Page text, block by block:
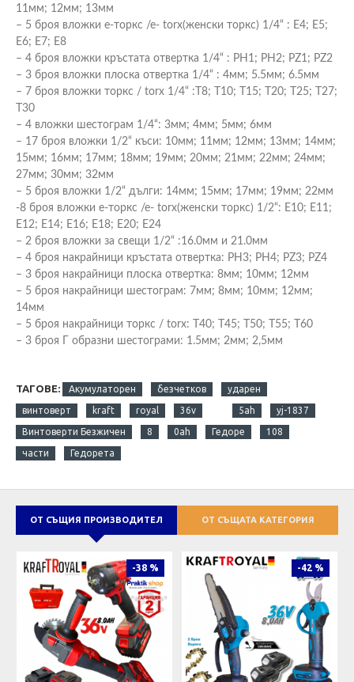
11мм; 12мм; 13мм
– 5 броя вложки е-торкс /е- torx(женски торкс) 1/4“ : E4; E5;
E6; E7; E8
– 4 броя вложки кръстата отвертка 1/4“ : PH1; PH2; PZ1; PZ2
– 3 броя вложки плоска отвертка 1/4“ : 4мм; 5.5мм; 6.5мм
– 7 броя вложки торкс / torx 1/4“ :Т8; Т10; Т15; Т20; Т25; Т27;
Т30
– 4 вложки шестограм 1/4“: 3мм; 4мм; 5мм; 6мм
– 17 броя вложки 1/2“ къси: 10мм; 11мм; 12мм; 13мм; 14мм;
15мм; 16мм; 17мм; 18мм; 19мм; 20мм; 21мм; 22мм; 24мм;
27мм; 30мм; 32мм
– 5 броя вложки 1/2“ дълги: 14мм; 15мм; 17мм; 19мм; 22мм
-8 броя вложки е-торкс /е- torx(женски торкс) 1/2“: E10; E11;
E12; E14; E16; Е18; Е20; Е24
– 2 броя вложки за свещи 1/2“ :16.0мм и 21.0мм
– 4 броя накрайници кръстата отвертка: PH3; PH4; PZ3; PZ4
– 3 броя накрайници плоска отвертка: 8мм; 10мм; 12мм
– 5 броя накрайници шестограм: 7мм; 8мм; 10мм; 12мм;
14мм
– 5 броя накрайници торкс / torx: Т40; Т45; Т50; Т55; T60
– 3 броя Г образни шестограми: 1.5мм; 2мм; 2,5мм
ТАГОВЕ: Акумулаторен безчетков ударен
винтоверт kraft royal 36v 5ah yj-1837
Винтоверти Безжичен 8 0ah Гедоре 108
части Гедорета
ОТ СЪЩИЯ ПРОИЗВОДИТЕЛ ОТ СЪЩАТА КАТЕГОРИЯ
-38 % -42 %